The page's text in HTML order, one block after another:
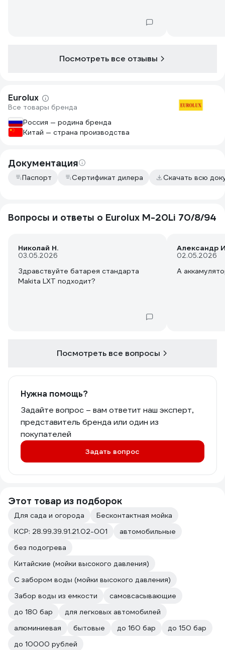
Посмотреть все отзывы
Eurolux
Все товары бренда
Россия — родина бренда
Китай — страна производства
Документация
Паспорт Сертификат дилера Скачать всю
Вопросы и ответы о Eurolux M-20Li 70/8/94
Николай Н.
03.05.2026
Здравствуйте батарея стандарта
Makita LXT подходит?
Александр
02.05.2026
А
Посмотреть все вопросы
Нужна помощь?
Задайте вопрос – вам ответит наш эксперт,
представитель бренда или один из
покупателей
Задать вопрос
Этот товар из подборок
Для сада и огорода
Бесконтактная мойка
КСР: 28.99.39.91.21.02-001
автомобильные
без подогрева
Китайские (мойки высокого давления)
С забором воды (мойки высокого давления)
Забор воды из емкости
самовсасывающие
до 180 бар
для легковых автомобилей
алюминиевая
бытовые до 160 бар
до 150 бар
до 10000 рублей